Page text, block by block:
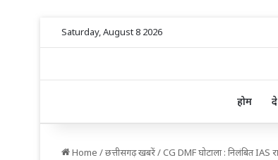
Saturday, August 8 2026
होम
Home /छत्तीसगढ़ खबरें/CG DMF घोटाला : निलंबित IAS